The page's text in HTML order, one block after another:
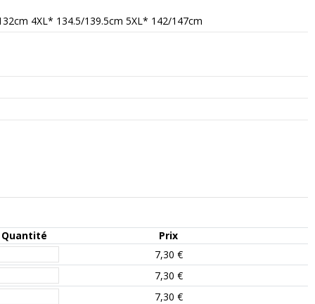
4XL* 134.5/139.5cm 5XL* 142/147cm
Quantité Prix
7,30 €
7,30 €
7,30 €